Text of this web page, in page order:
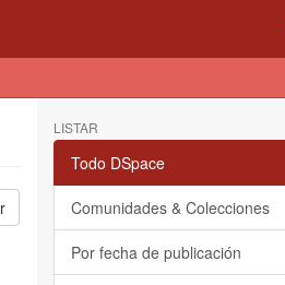
LISTAR
Todo DSpace
Comunidades & Colecciones
Por fecha de publicación